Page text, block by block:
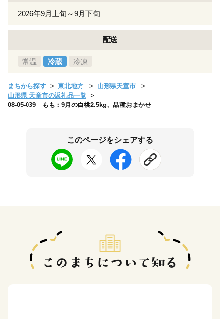
2026年9月上旬～9月下旬
配送
常温 冷蔵 冷凍
まちから探す 東北地方
山形県天童市
山形県 天童市の返礼品一覧
08-05-039 もも：9月の白桃2.5kg、品種おまかせ
このページをシェアする